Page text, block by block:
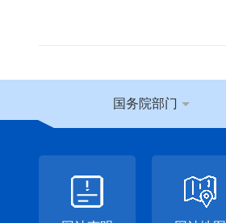
国务院部门